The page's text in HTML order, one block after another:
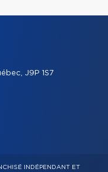
J9P 1S7
INDÉPENDANT ET